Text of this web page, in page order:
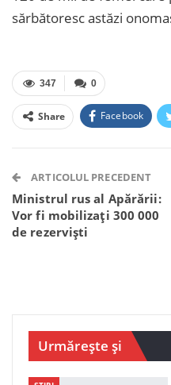
sărbătoresc astăzi
0
347
Share Facebook
Telegram WhatsApp
ARTICOLUL PRECEDENT
Ministrul rus al Apărării:
Vor fi mobilizați 300 000
de rezerviști
Urmărește și